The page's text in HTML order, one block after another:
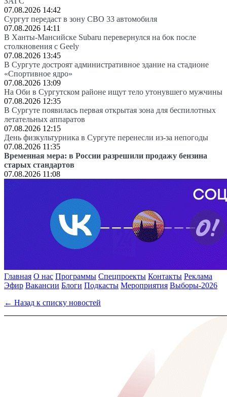
07.08.2026 14:42
Сургут передаст в зону СВО 33 автомобиля
07.08.2026 14:11
В Ханты-Мансийске Subaru перевернулся на бок после
столкновения с Geely
07.08.2026 13:45
В Сургуте достроят административное здание на стадионе
«Спортивное ядро»
07.08.2026 13:09
На Оби в Сургутском районе ищут тело утонувшего мужчины
07.08.2026 12:35
В Сургуте появилась первая открытая зона для беспилотных
летательных аппаратов
07.08.2026 12:15
День физкультурника в Сургуте перенесли из-за непогоды
07.08.2026 11:35
Временная мера: в России разрешили продажу бензина
старых стандартов
07.08.2026 11:08
Главная О нас Программы Спецпроекты Контакты Реклама
Эфир Вакансии Блоги Подкасты Мероприятия Выборы-2026
← Назад к списку новостей